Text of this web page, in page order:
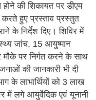
की शिकायत पर डीएम
करते हुए प्रस्ताव प्रस्तुत
के निर्देश दिए। शिविर में
जांच, 15 आयुष्मान
मौके पर निर्गत करने के साथ
की जानकारी भी दी
के लाभार्थियों को 3 लाख
में लगे आयुर्वेदिक एवं यूनानी